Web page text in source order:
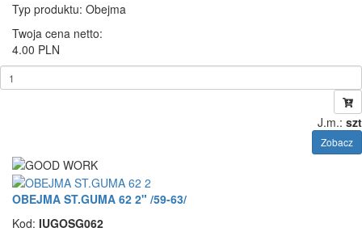
Typ produktu: Obejma
Twoja cena netto:
4.00 PLN
J.m.: szt
Zobacz
OBEJMA ST.GUMA 62 2" /59-63/
Kod: IUGOSG062